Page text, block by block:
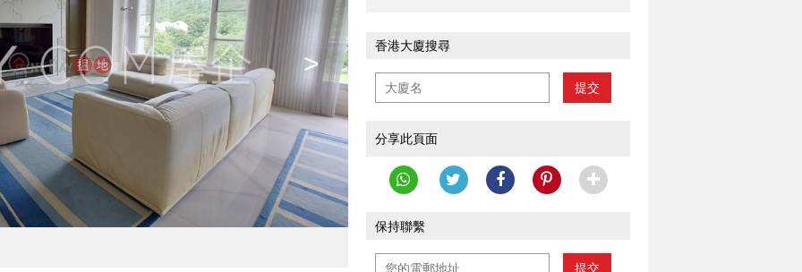
>
香港大廈搜尋
提交
分享此頁面
保持聯繫
提交